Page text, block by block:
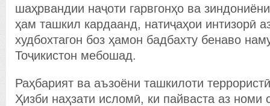
шаҳрвандии наҷоти гарвгонҳо ва
ҳам ташкил кардаанд, натиҷаҳои интизорӣ
худбохтагон боз ҳамон бадбахту бенаво
Тоҷикистон мебошад.
Раҳбарият ва аъзоёни ташкилоти
Ҳизби наҳзати исломӣ, ки пайваста аз номи